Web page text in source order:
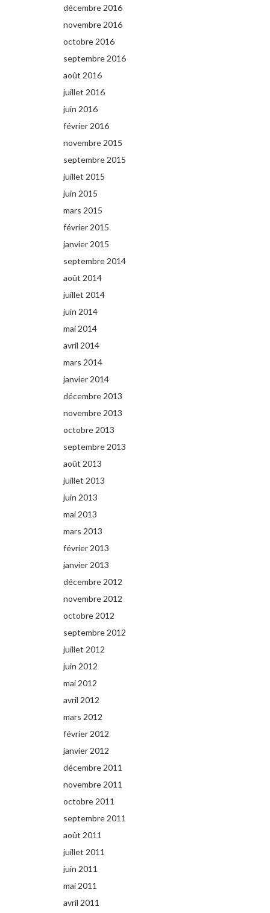
décembre 2016
novembre 2016
octobre 2016
septembre 2016
août 2016
juillet 2016
juin 2016
février 2016
novembre 2015
septembre 2015
juillet 2015
juin 2015
mars 2015
février 2015
janvier 2015
septembre 2014
août 2014
juillet 2014
juin 2014
mai 2014
avril 2014
mars 2014
janvier 2014
décembre 2013
novembre 2013
octobre 2013
septembre 2013
août 2013
juillet 2013
juin 2013
mai 2013
mars 2013
février 2013
janvier 2013
décembre 2012
novembre 2012
octobre 2012
septembre 2012
juillet 2012
juin 2012
mai 2012
avril 2012
mars 2012
février 2012
janvier 2012
décembre 2011
novembre 2011
octobre 2011
septembre 2011
août 2011
juillet 2011
juin 2011
mai 2011
avril 2011